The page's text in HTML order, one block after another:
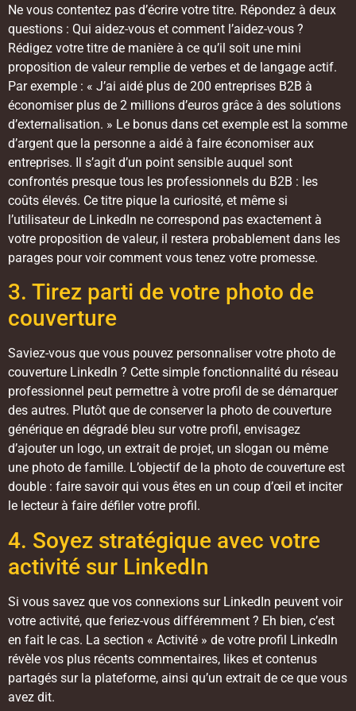
Ne vous contentez pas d’écrire votre titre. Répondez à deux
questions : Qui aidez-vous et comment l’aidez-vous ?
Rédigez votre titre de manière à ce qu’il soit une mini
proposition de valeur remplie de verbes et de langage actif.
Par exemple : « J’ai aidé plus de 200 entreprises B2B à
économiser plus de 2 millions d’euros grâce à des solutions
d’externalisation. » Le bonus dans cet exemple est la somme
d’argent que la personne a aidé à faire économiser aux
entreprises. Il s’agit d’un point sensible auquel sont
confrontés presque tous les professionnels du B2B : les
coûts élevés. Ce titre pique la curiosité, et même si
l’utilisateur de LinkedIn ne correspond pas exactement à
votre proposition de valeur, il restera probablement dans les
parages pour voir comment vous tenez votre promesse.
3. Tirez parti de votre photo de
couverture
Saviez-vous que vous pouvez personnaliser votre photo de
couverture LinkedIn ? Cette simple fonctionnalité du réseau
professionnel peut permettre à votre profil de se démarquer
des autres. Plutôt que de conserver la photo de couverture
générique en dégradé bleu sur votre profil, envisagez
d’ajouter un logo, un extrait de projet, un slogan ou même
une photo de famille. L’objectif de la photo de couverture est
double : faire savoir qui vous êtes en un coup d’œil et inciter
le lecteur à faire défiler votre profil.
4. Soyez stratégique avec votre
activité sur LinkedIn
Si vous savez que vos connexions sur LinkedIn peuvent voir
votre activité, que feriez-vous différemment ? Eh bien, c’est
en fait le cas. La section « Activité » de votre profil LinkedIn
révèle vos plus récents commentaires, likes et contenus
partagés sur la plateforme, ainsi qu’un extrait de ce que vous
avez dit.